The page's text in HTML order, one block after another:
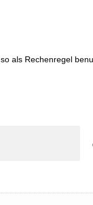
als Rechenregel